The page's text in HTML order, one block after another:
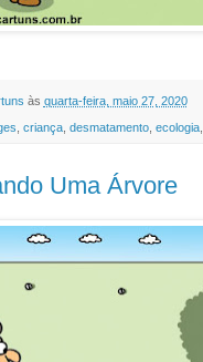
às quarta-feira, maio 27, 2020
, criança, desmatamento, ecologia,
Uma Árvore